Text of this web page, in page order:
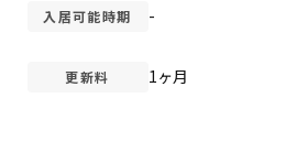
入居可能時期 -
更新料 1ヶ月